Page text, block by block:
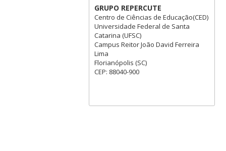
GRUPO REPERCUTE
Centro de Ciências de Educação(CED)
Universidade Federal de Santa
Catarina (UFSC)
Campus Reitor João David Ferreira
Lima
Florianópolis (SC)
CEP: 88040-900